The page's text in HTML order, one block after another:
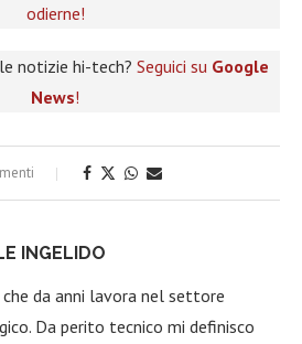
odierne!
notizie hi-tech? Seguici su Google
News!
INGELIDO
da anni lavora nel settore
Da perito tecnico mi definisco